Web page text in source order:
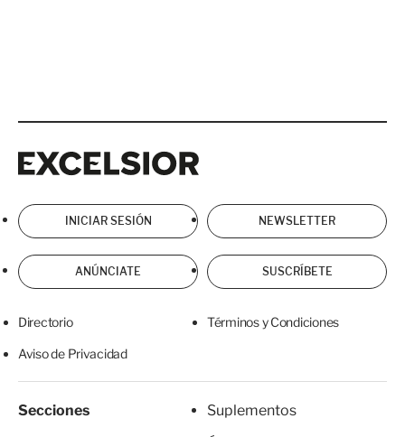
INICIAR SESIÓN NEWSLETTER
ANÚNCIATE SUSCRÍBETE
Directorio Términos y Condiciones
Aviso de Privacidad
Secciones
Suplementos